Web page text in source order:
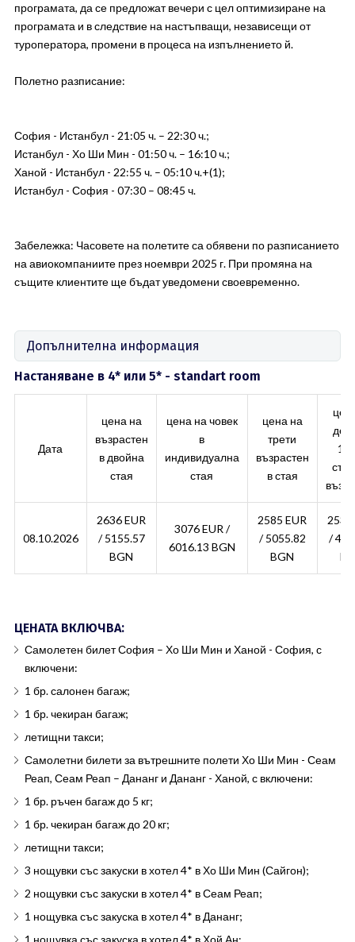
програмата, да се предложат вечери с цел оптимизиране на
програмата и в следствие на настъпващи, независещи от
туроператора, промени в процеса на изпълнението й.
Полетно разписание:
София - Истанбул - 21:05 ч. – 22:30 ч.;
Истанбул - Хо Ши Мин - 01:50 ч. – 16:10 ч.;
Ханой - Истанбул - 22:55 ч. – 05:10 ч.+(1);
Истанбул - София - 07:30 – 08:45 ч.
Забележка: Часовете на полетите са обявени по разписанието
на авиокомпаниите през ноември 2025 г. При промяна на
същите клиентите ще бъдат уведомени своевременно.
Допълнителна информация
Настаняване в 4* или 5* - standart room
Дата
цена на
възрастен
в двойна
стая
цена на човек
в
индивидуална
стая
цена на
трети
възрастен
в стая
11
08.10.2026
2636 EUR
/ 5155.57
BGN
3076 EUR /
6016.13 BGN
2585 EUR
/ 5055.82
BGN
2534
/
ЦЕНАТА ВКЛЮЧВА:
Самолетен билет София – Хо Ши Мин и Ханой - София, с
включени:
1 бр. салонен багаж;
1 бр. чекиран багаж;
летищни такси;
Самолетни билети за вътрешните полети Хо Ши Мин - Сеам
Реап, Сеам Реап – Дананг и Дананг - Ханой, с включени:
1 бр. ръчен багаж до 5 кг;
1 бр. чекиран багаж до 20 кг;
летищни такси;
3 нощувки със закуски в хотел 4* в Хо Ши Мин (Сайгон);
2 нощувки със закуски в хотел 4* в Сеам Реап;
1 нощувка със закуска в хотел 4* в Дананг;
1 нощувка със закуска в хотел 4* в Хой Ан;